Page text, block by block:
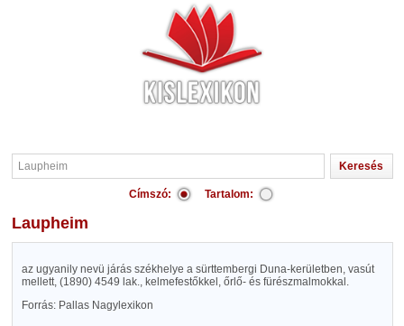
Címszó: Tartalom:
Laupheim
az ugyanily nevü járás székhelye a sürttembergi Duna-kerületben, vasút
mellett, (1890) 4549 lak., kelmefestőkkel, őrlő- és fürészmalmokkal.
Forrás: Pallas Nagylexikon